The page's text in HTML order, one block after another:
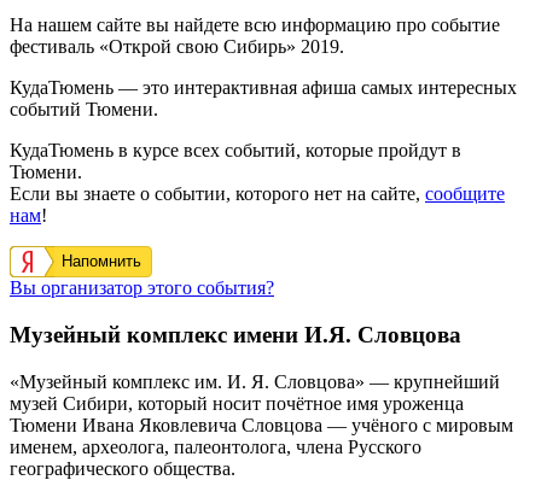
На нашем сайте вы найдете всю информацию про событие
фестиваль «Открой свою Сибирь» 2019.
КудаТюмень — это интерактивная афиша самых интересных
событий Тюмени.
КудаТюмень в курсе всех событий, которые пройдут в
Тюмени.
Если вы знаете о событии, которого нет на сайте, сообщите
нам!
Напомнить
Вы организатор этого события?
Музейный комплекс имени И.Я. Словцова
«Музейный комплекс им. И. Я. Словцова» — крупнейший
музей Сибири, который носит почётное имя уроженца
Тюмени Ивана Яковлевича Словцова — учёного с мировым
именем, археолога, палеонтолога, члена Русского
географического общества.